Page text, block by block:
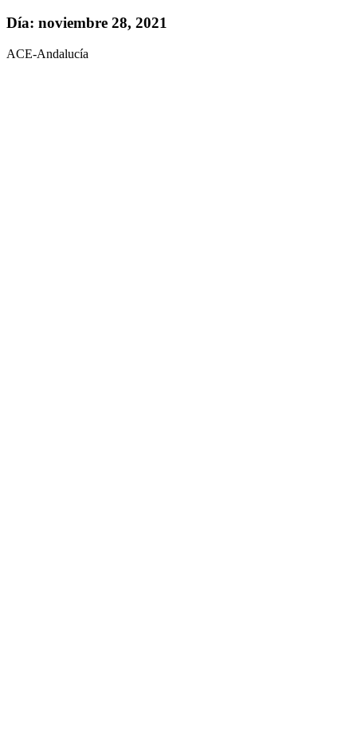
Día: noviembre 28, 2021
ACE-Andalucía